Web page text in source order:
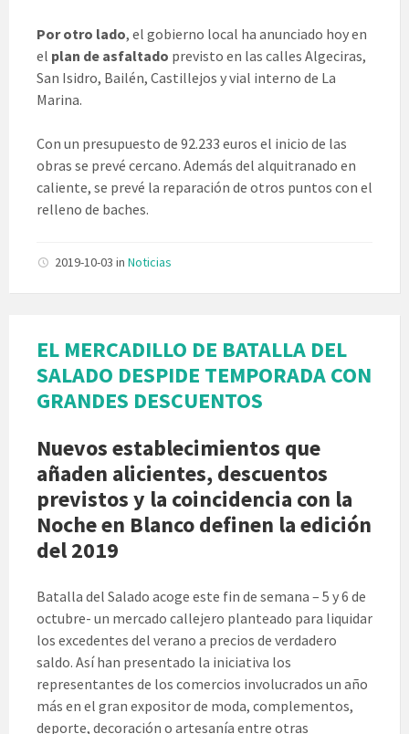
Por otro lado, el gobierno local ha anunciado hoy en
el plan de asfaltado previsto en las calles Algeciras,
San Isidro, Bailén, Castillejos y vial interno de La
Marina.
Con un presupuesto de 92.233 euros el inicio de las
obras se prevé cercano. Además del alquitranado en
caliente, se prevé la reparación de otros puntos con el
relleno de baches.
2019-10-03 in Noticias
EL MERCADILLO DE BATALLA DEL
SALADO DESPIDE TEMPORADA CON
GRANDES DESCUENTOS
Nuevos establecimientos que
añaden alicientes, descuentos
previstos y la coincidencia con la
Noche en Blanco definen la edición
del 2019
Batalla del Salado acoge este fin de semana – 5 y 6 de
octubre- un mercado callejero planteado para liquidar
los excedentes del verano a precios de verdadero
saldo. Así han presentado la iniciativa los
representantes de los comercios involucrados un año
más en el gran expositor de moda, complementos,
deporte, decoración o artesanía entre otras